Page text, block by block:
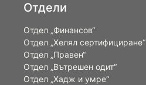
Отдели
Отдел „Финансов“
Отдел „Хелял сертифициране“
Отдел „Правен“
Отдел „Вътрешен одит“
Отдел „Хадж и умре“